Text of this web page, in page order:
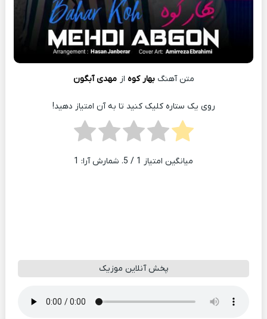
متن آهنگبهار کوه از مهدی آبگون
روی یک ستاره کلیک کنید تا به آن امتیاز دهید!
میانگین امتیاز 1 / 5. شمارش آرا: 1
پخش آنلاین موزیک